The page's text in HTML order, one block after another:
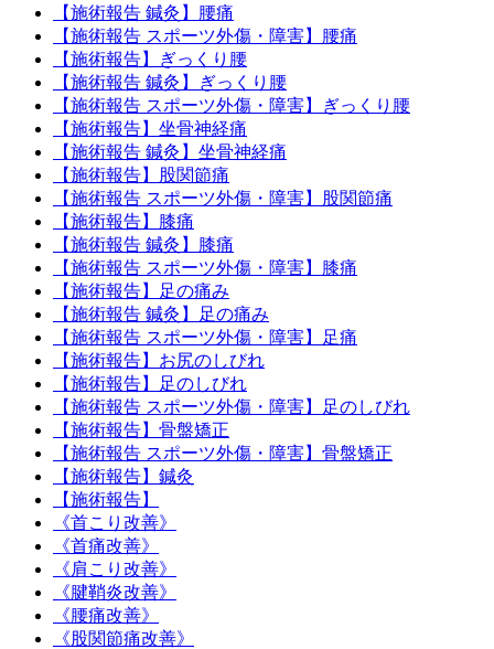
【施術報告 鍼灸】腰痛
【施術報告 スポーツ外傷・障害】腰痛
【施術報告】ぎっくり腰
【施術報告 鍼灸】ぎっくり腰
【施術報告 スポーツ外傷・障害】ぎっくり腰
【施術報告】坐骨神経痛
【施術報告 鍼灸】坐骨神経痛
【施術報告】股関節痛
【施術報告 スポーツ外傷・障害】股関節痛
【施術報告】膝痛
【施術報告 鍼灸】膝痛
【施術報告 スポーツ外傷・障害】膝痛
【施術報告】足の痛み
【施術報告 鍼灸】足の痛み
【施術報告 スポーツ外傷・障害】足痛
【施術報告】お尻のしびれ
【施術報告】足のしびれ
【施術報告 スポーツ外傷・障害】足のしびれ
【施術報告】骨盤矯正
【施術報告 スポーツ外傷・障害】骨盤矯正
【施術報告】鍼灸
【施術報告】
《首こり改善》
《首痛改善》
《肩こり改善》
《腱鞘炎改善》
《腰痛改善》
《股関節痛改善》